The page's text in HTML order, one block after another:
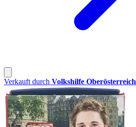
Verkauft durch Volkshilfe Oberösterreich